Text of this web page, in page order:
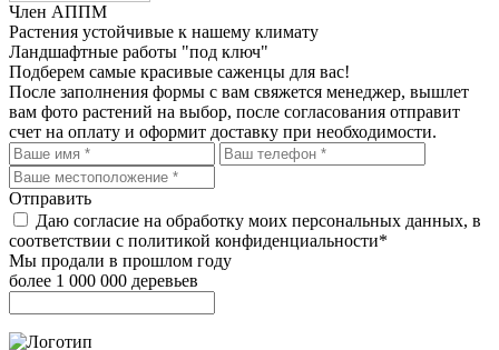
Член АППМ
Растения устойчивые к нашему климату
Ландшафтные работы "под ключ"
Подберем самые красивые саженцы для вас!
После заполнения формы с вам свяжется менеджер, вышлет
вам фото растений на выбор, после согласования отправит
счет на оплату и оформит доставку при необходимости.
Отправить
Даю согласие на обработку моих персональных данных, в
соответствии с политикой конфиденциальности*
Мы продали в прошлом году
более 1 000 000 деревьев